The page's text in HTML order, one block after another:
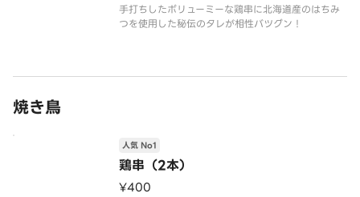
手打ちしたボリューミーな鶏串に北海道産のはちみ
焼き鳥
鶏串（2本）
人気 No1
¥400